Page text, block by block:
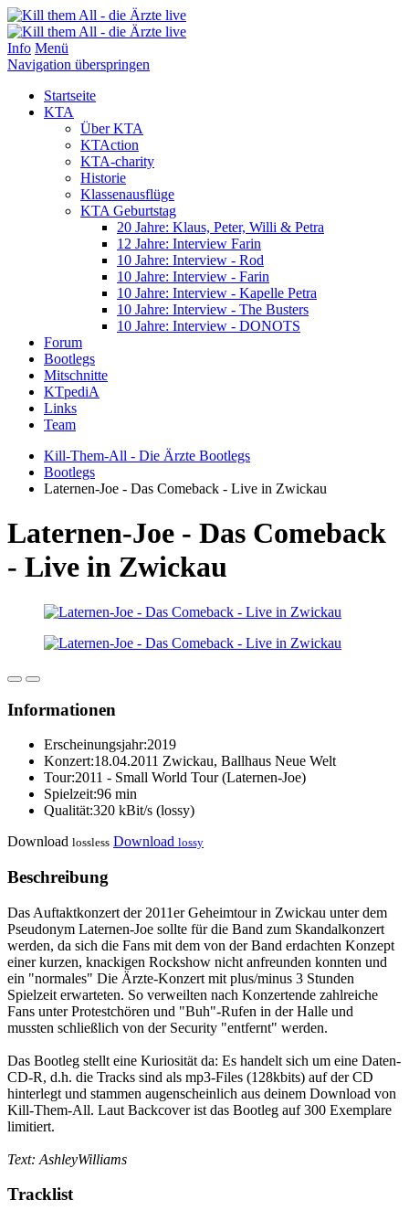
Info Menü
Navigation überspringen
Startseite
KTA
Über KTA
KTAction
KTA-charity
Historie
Klassenausflüge
KTA Geburtstag
20 Jahre: Klaus, Peter, Willi & Petra
12 Jahre: Interview Farin
10 Jahre: Interview - Rod
10 Jahre: Interview - Farin
10 Jahre: Interview - Kapelle Petra
10 Jahre: Interview - The Busters
10 Jahre: Interview - DONOTS
Forum
Bootlegs
Mitschnitte
KTpediA
Links
Team
Kill-Them-All - Die Ärzte Bootlegs
Bootlegs
Laternen-Joe - Das Comeback - Live in Zwickau
Laternen-Joe - Das Comeback
- Live in Zwickau
Informationen
Erscheinungsjahr:2019
Konzert:18.04.2011 Zwickau, Ballhaus Neue Welt
Tour:2011 - Small World Tour (Laternen-Joe)
Spielzeit:96 min
Qualität:320 kBit/s (lossy)
Download lossless Download lossy
Beschreibung
Das Auftaktkonzert der 2011er Geheimtour in Zwickau unter dem
Pseudonym Laternen-Joe sollte für die Band zum Skandalkonzert
werden, da sich die Fans mit dem von der Band erdachten Konzept
einer kurzen, knackigen Rockshow nicht anfreunden konnten und
ein "normales" Die Ärzte-Konzert mit plus/minus 3 Stunden
Spielzeit erwarteten. So verweilten nach Konzertende zahlreiche
Fans unter Protestchören und "Buh"-Rufen in der Halle und
mussten schließlich von der Security "entfernt" werden.
Das Bootleg stellt eine Kuriosität da: Es handelt sich um eine Daten-
CD-R, d.h. die Tracks sind als mp3-Files (128kbits) auf der CD
hinterlegt und stammen augenscheinlich aus deinem Download von
Kill-Them-All. Laut Backcover ist das Bootleg auf 300 Exemplare
limitiert.
Text: AshleyWilliams
Tracklist